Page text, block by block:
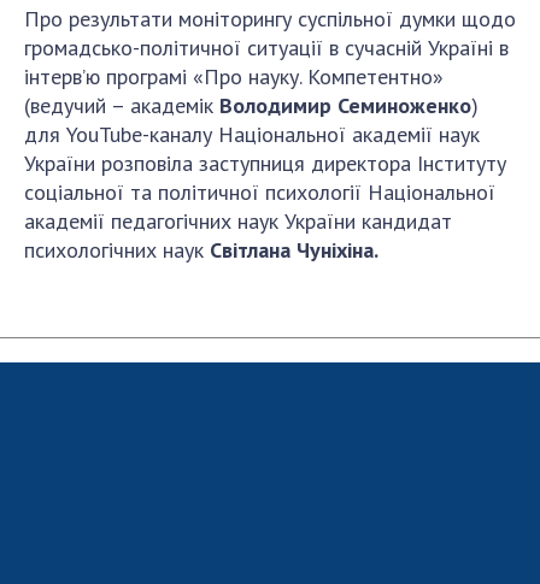
Річні фінансові звіти НАН України
Наукові публікації та видавнича діяльність
Охорона прав інтелектуальної власності та
трансфер технологій в наукових установах
Наукові об'єкти, що становлять національне
надбання
Центри колективного користування
науковими приладами НАН України
Оцінювання ефективності діяльності
Конкурси наукових досліджень НАН України
Відкрита наука в НАН України
Про результати моніторингу суспільної думки щодо
громадсько-політичної ситуації в сучасній Україні в
інтерв’ю програмі «Про науку. Компетентно»
(ведучий – академік Володимир Семиноженко)
для YouTube-каналу Національної академії наук
України розповіла заступниця директора Інституту
соціальної та політичної психології Національної
академії педагогічних наук України кандидат
психологічних наук Світлана Чуніхіна.